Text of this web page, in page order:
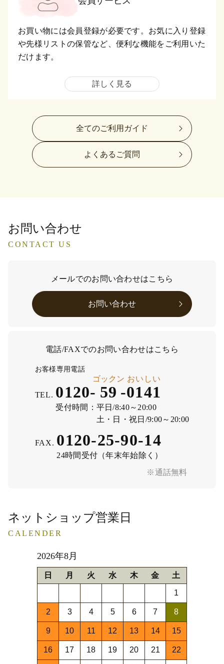
お買い物には会員登録が必要です。お気に入り登録
や先様リストの保管など、便利な機能をご利用いた
だけます。
詳しく見る
全てのご利用ガイド
よくあるご質問
お問い合わせ
CONTACT US
メールでのお問い合わせはこちら
お問い合わせ
電話/FAXでのお問い合わせはこちら
※通話無料
お客様専用電話
TEL. 0120- 59
ゴックン
-0141
おいしい
受付時間： 平日/8:40～20:00
土・日・祝日/9:00～20:00
FAX. 0120-25-90-14
24時間受付（年末年始除く）
ネットショップ営業日
CALENDER
2026年8月
日 月 火 水 木 金 土
1
2 3 4 5 6 7 8
9 10 11 12 13 14 15
16 17 18 19 20 21 22